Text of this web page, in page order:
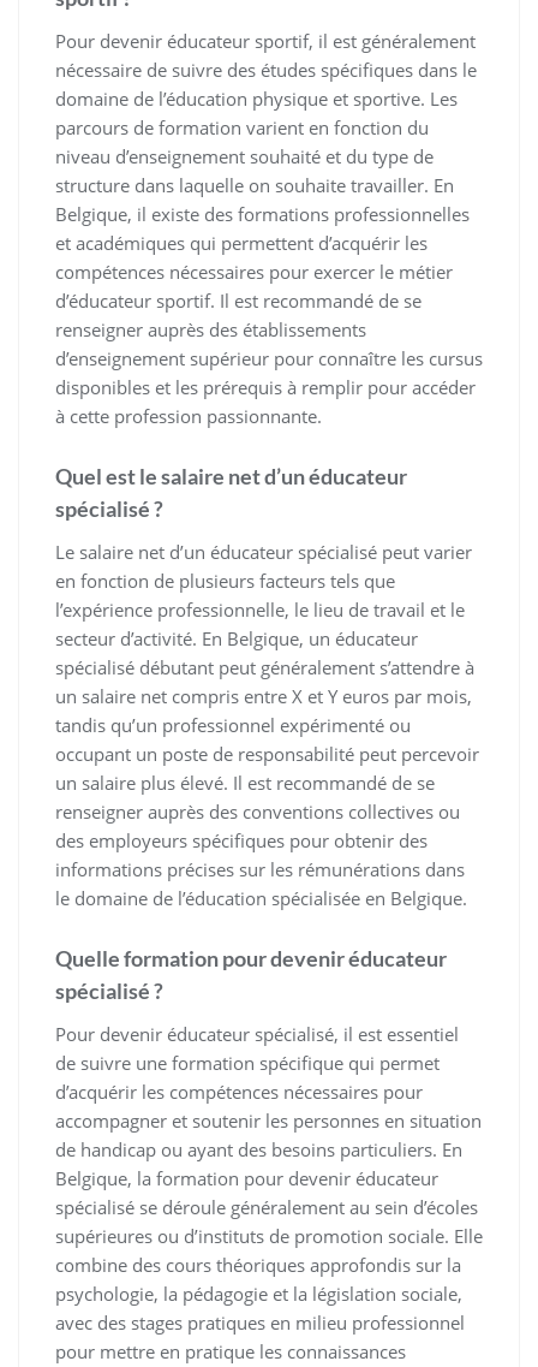
Pour devenir éducateur sportif, il est généralement
nécessaire de suivre des études spécifiques dans le
domaine de l’éducation physique et sportive. Les
parcours de formation varient en fonction du
niveau d’enseignement souhaité et du type de
structure dans laquelle on souhaite travailler. En
Belgique, il existe des formations professionnelles
et académiques qui permettent d’acquérir les
compétences nécessaires pour exercer le métier
d’éducateur sportif. Il est recommandé de se
renseigner auprès des établissements
d’enseignement supérieur pour connaître les cursus
disponibles et les prérequis à remplir pour accéder
à cette profession passionnante.
Quel est le salaire net d’un éducateur
spécialisé ?
Le salaire net d’un éducateur spécialisé peut varier
en fonction de plusieurs facteurs tels que
l’expérience professionnelle, le lieu de travail et le
secteur d’activité. En Belgique, un éducateur
spécialisé débutant peut généralement s’attendre à
un salaire net compris entre X et Y euros par mois,
tandis qu’un professionnel expérimenté ou
occupant un poste de responsabilité peut percevoir
un salaire plus élevé. Il est recommandé de se
renseigner auprès des conventions collectives ou
des employeurs spécifiques pour obtenir des
informations précises sur les rémunérations dans
le domaine de l’éducation spécialisée en Belgique.
Quelle formation pour devenir éducateur
spécialisé ?
Pour devenir éducateur spécialisé, il est essentiel
de suivre une formation spécifique qui permet
d’acquérir les compétences nécessaires pour
accompagner et soutenir les personnes en situation
de handicap ou ayant des besoins particuliers. En
Belgique, la formation pour devenir éducateur
spécialisé se déroule généralement au sein d’écoles
supérieures ou d’instituts de promotion sociale. Elle
combine des cours théoriques approfondis sur la
psychologie, la pédagogie et la législation sociale,
avec des stages pratiques en milieu professionnel
pour mettre en pratique les connaissances